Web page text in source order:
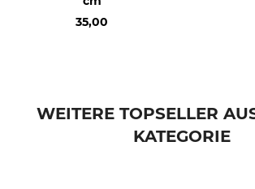
35,00
WEITERE TOPSELLER
KATEGORIE